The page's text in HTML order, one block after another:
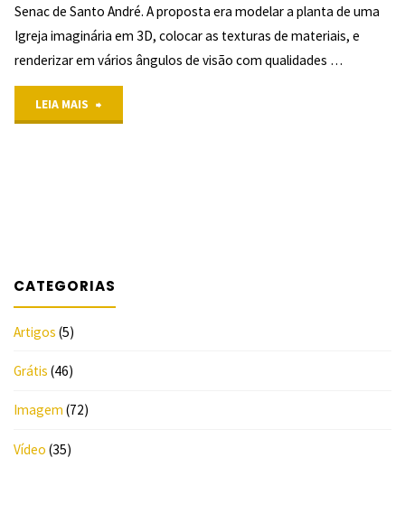
Senac de Santo André. A proposta era modelar a planta de uma
Igreja imaginária em 3D, colocar as texturas de materiais, e
renderizar em vários ângulos de visão com qualidades …
LEIA MAIS
CATEGORIAS
Artigos (5)
Grátis (46)
Imagem (72)
Vídeo (35)